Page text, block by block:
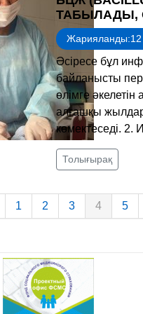
ТАБЫЛАДЫ,
Жарияланды:12
Әсіресе бұл
байланысты
өлімге
алғашқы
көмектеседі. 2.
Толығырақ
1 2 3 4 5